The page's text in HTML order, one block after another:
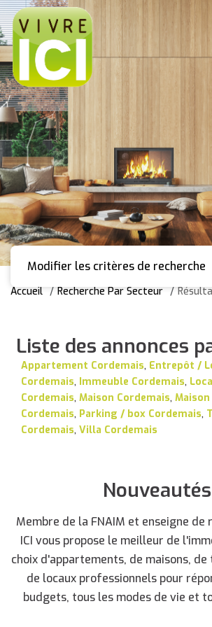
Modifier les critères de recherche
Accueil Recherche Par Secteur
Liste des annonces
Appartement Cordemais, Entrepôt /
Cordemais, Immeuble Cordemais,
Cordemais, Maison Cordemais,
Cordemais, Parking / box Cordemais,
Cordemais, Villa Cordemais
Nouveautés
Membre de la FNAIM et enseigne de
ICI vous propose le meilleur de
choix d'appartements, de maisons,
de locaux professionnels pour
budgets, tous les modes de vie et